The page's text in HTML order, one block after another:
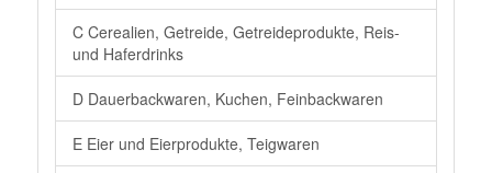
C Cerealien, Getreide, Getreideprodukte, Reis-
und Haferdrinks
D Dauerbackwaren, Kuchen, Feinbackwaren
E Eier und Eierprodukte, Teigwaren